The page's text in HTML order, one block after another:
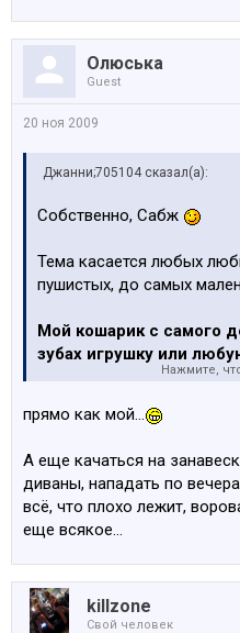
Однажды я за кончик изо
метровую ленточку
Олюська
Guest
20 ноя 2009
Джанни;705104 сказал(а):
Собственно, Сабж
Тема касается любых
пушистых, до самых
Мой кошарик с самого
зубах игрушку или
во рту помещается..
Предварительно -
опять кинешь..Сама
не замечала, больше у
вот думаю, может пока не
и лежать.. а так же
Нажмите,
прямо как мой...
А еще качаться на
диваны, нападать по
всё, что плохо лежит,
еще всякое...
killzone
Свой человек